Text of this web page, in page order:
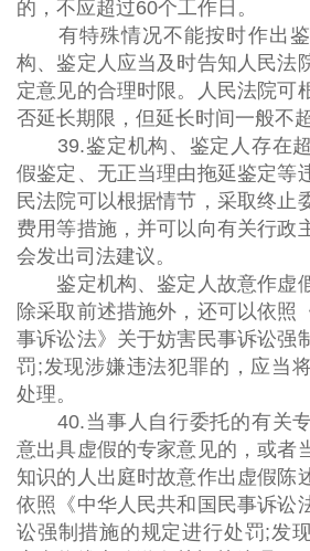
的，不应超过60个工作日。
有特殊情况不能按时作出鉴
构、鉴定人应当及时告知人民法
定意见的合理时限。人民法院可
否延长期限，但延长时间一般不
39.鉴定机构、鉴定人存在超
假鉴定、无正当理由拖延鉴定等
民法院可以根据情节，采取终止
费用等措施，并可以向有关行政
会发出司法建议。
鉴定机构、鉴定人故意作虚
除采取前述措施外，还可以依照
事诉讼法》关于妨害民事诉讼强
罚;发现涉嫌违法犯罪的，应当
处理。
40.当事人自行委托的有关专
意出具虚假的专家意见的，或者
知识的人出庭时故意作出虚假陈
依照《中华人民共和国民事诉讼
讼强制措施的规定进行处罚;发